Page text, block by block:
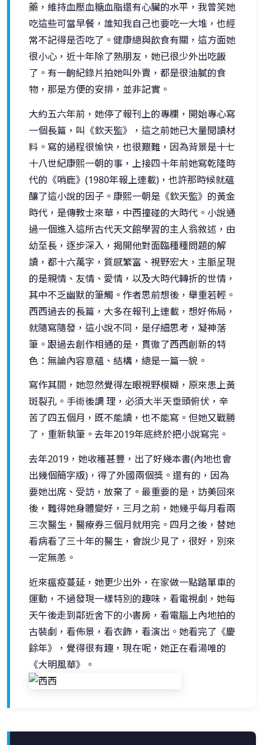
藥，維持血壓血糖血脂還有心臟的水平，我曾笑她
吃這些可當早餐，誰知我自己也要吃一大堆，也經
常不記得是否吃了。健康總與飲食有關，這方面她
很小心，近十年除了熟朋友，她已很少外出吃飯
了。有一齣紀錄片拍她叫外賣，都是很油膩的食
物，那是方便的安排，並非記實。
大約五六年前，她停了報刊上的專欄，開始專心寫
一個長篇，叫《欽天監》，這之前她已大量閱讀材
料。寫的過程很愉快，也很艱難，因為背景是十七
十八世紀康熙一朝的事，上接四十年前她寫乾隆時
代的《哨鹿》(1980年報上連載)，也許那時候就蘊
釀了這小說的因子。康熙一朝是《欽天監》的黃金
時代，是傳教士來華，中西撞碰的大時代。小說通
過一個進入這所古代天文館學習的主人翁敘述，由
幼至長，逐步深入，揭開他對面臨種種問題的解
讀，都十六萬字，質感繁富、視野宏大，主脈呈現
的是親情、友情、愛情，以及大時代轉折的世情，
其中不乏幽默的筆觸。作者思前想後，舉重若輕。
西西過去的長篇，大多在報刊上連載，想好佈局，
就隨寫隨發，這小說不同，是仔細思考，凝神落
筆。跟過去創作相通的是，貫徹了西西創新的特
色：無論內容意蘊、結構，總是一篇一貌。
寫作其間，她忽然覺得左眼視野模糊，原來患上黃
斑裂孔。手術後調 理，必須大半天垂頭俯伏，辛
苦了四五個月，既不能讀，也不能寫。但她又戰勝
了，重新執筆。去年2019年底終於把小說寫完。
去年2019，她收穫甚豐，出了好幾本書(內地也會
出幾個簡字版)，得了外國兩個獎。還有的，因為
要她出席、受訪，放棄了。最重要的是，訪美回來
後，難得她身體變好，三月之前，她幾乎每月看兩
三次醫生，醫療券三個月就用完。四月之後，替她
看病看了三十年的醫生，會說少見了，很好，別來
一定無恙。
近來瘟疫蔓延，她更少出外，在家做一點踏單車的
運動，不過發現一樣特別的趣味，看電視劇，她每
天午後走到鄰近舍下的小書房，看電腦上內地拍的
古裝劇，看佈景，看衣飾，看演出。她看完了《慶
餘年》，覺得很有趣，現在呢，她正在看湯唯的
《大明風華》。